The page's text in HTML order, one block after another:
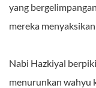
yang
mereka menyaksikan
Nabi Hazkiyal
menurunkan wahyu